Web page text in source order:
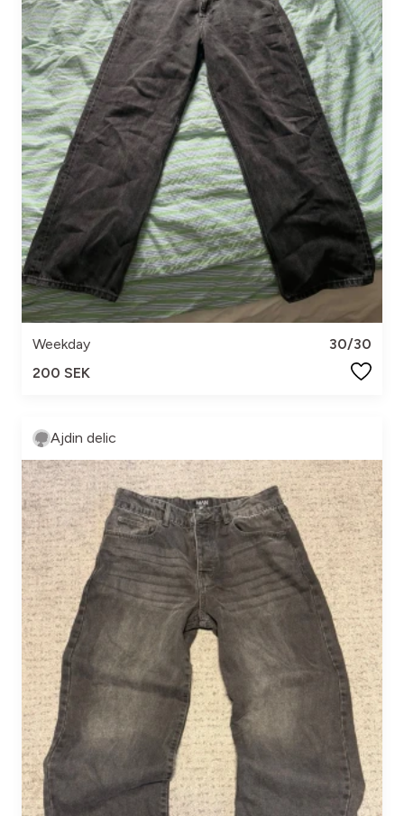
Weekday
30/30
200 SEK
Ajdin delic